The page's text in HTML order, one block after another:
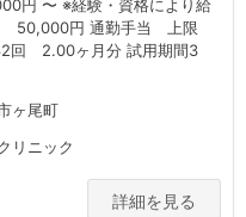
円 〜 ※経験・資格により給
50,000円 通勤手当 上限
回 2.00ヶ月分 試用期間3
ヶ尾町
リニック
詳細を見る